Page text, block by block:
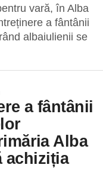
vară, în Alba
a fântânii
albaiulienii se
a fântânii
Alba
achiziția